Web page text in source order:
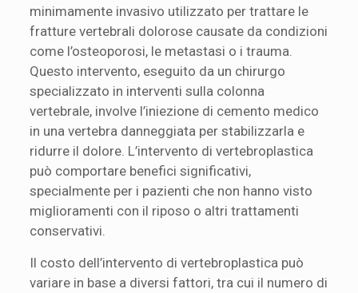
minimamente invasivo utilizzato per trattare le
fratture vertebrali dolorose causate da condizioni
come l’osteoporosi, le metastasi o i trauma.
Questo intervento, eseguito da un chirurgo
specializzato in interventi sulla colonna
vertebrale, involve l’iniezione di cemento medico
in una vertebra danneggiata per stabilizzarla e
ridurre il dolore. L’intervento di vertebroplastica
può comportare benefici significativi,
specialmente per i pazienti che non hanno visto
miglioramenti con il riposo o altri trattamenti
conservativi.
Il costo dell’intervento di vertebroplastica può
variare in base a diversi fattori, tra cui il numero di